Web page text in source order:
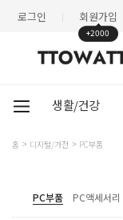
로그인 회원가입
+2000
생활/건강
홈 디지털/가전 PC부품
PC부품 PC액세서리